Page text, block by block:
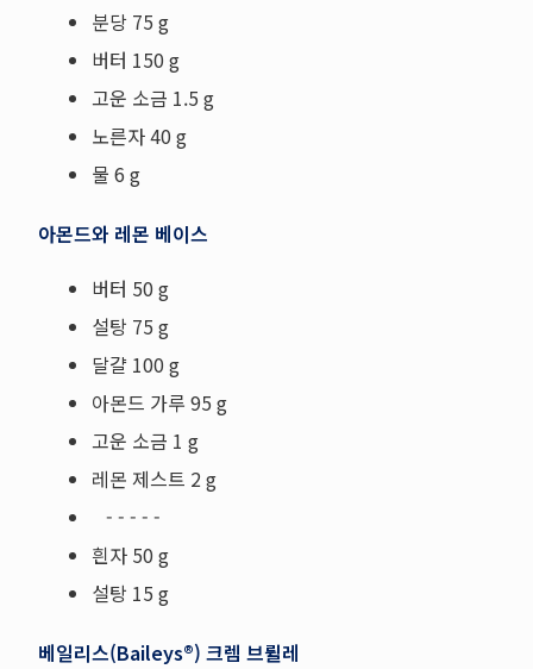
분당 75 g
버터 150 g
고운 소금 1.5 g
노른자 40 g
물 6 g
아몬드와 레몬 베이스
버터 50 g
설탕 75 g
달걀 100 g
아몬드 가루 95 g
고운 소금 1 g
레몬 제스트 2 g
- - - - -
흰자 50 g
설탕 15 g
베일리스(Baileys®) 크렘 브륄레